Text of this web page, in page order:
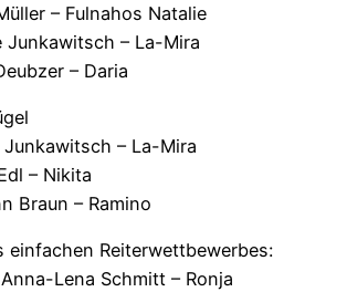
– Fulnahos Natalie
Junkawitsch – La-Mira
– Daria
Junkawitsch – La-Mira
– Nikita
Braun – Ramino
einfachen Reiterwettbewerbes:
Lena Schmitt – Ronja